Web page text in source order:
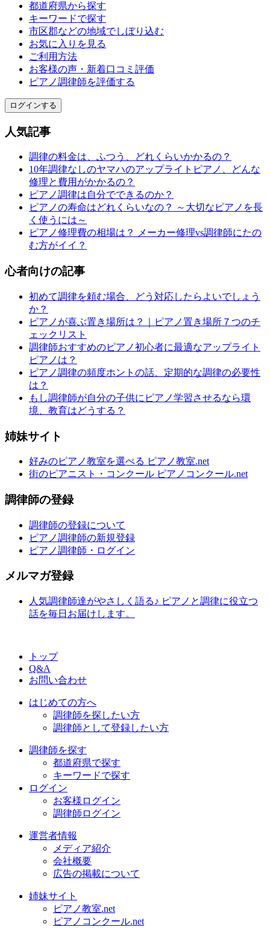
都道府県から探す
キーワードで探す
市区郡などの地域でしぼり込む
お気に入りを見る
ご利用方法
お客様の声・新着口コミ評価
ピアノ調律師を評価する
ログインする
人気記事
調律の料金は、ふつう、どれくらいかかるの？
10年調律なしのヤマハのアップライトピアノ、どんな
修理と費用がかかるの？
ピアノ調律は自分でできるのか？
ピアノの寿命はどれくらいなの？ ～大切なピアノを長
く使うには～
ピアノ修理費の相場は？ メーカー修理vs調律師にたの
む方がイイ？
心者向けの記事
初めて調律を頼む場合、どう対応したらよいでしょう
か？
ピアノが喜ぶ置き場所は？｜ピアノ置き場所７つのチ
ェックリスト
調律師おすすめのピアノ初心者に最適なアップライト
ピアノは？
ピアノ調律の頻度ホントの話、定期的な調律の必要性
は？
もし調律師が自分の子供にピアノ学習させるなら環
境、教育はどうする？
姉妹サイト
好みのピアノ教室を選べる ピアノ教室.net
街のピアニスト・コンクール ピアノコンクール.net
調律師の登録
調律師の登録について
ピアノ調律師の新規登録
ピアノ調律師・ログイン
メルマガ登録
人気調律師達がやさしく語る♪ ピアノと調律に役立つ
話を毎日お届けします。
トップ
Q&A
お問い合わせ
はじめての方へ
調律師を探したい方
調律師として登録したい方
調律師を探す
都道府県で探す
キーワードで探す
ログイン
お客様ログイン
調律師ログイン
運営者情報
メディア紹介
会社概要
広告の掲載について
姉妹サイト
ピアノ教室.net
ピアノコンクール.net